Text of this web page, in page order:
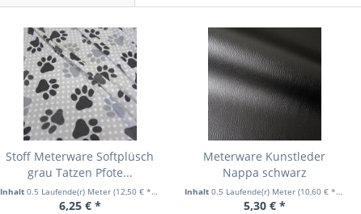
Stoff Meterware Softplüsch
grau Tatzen Pfote...
Inhalt0.5 Laufende(r) Meter(12,50 € * / 1 Laufende(r) Meter)
6,25 € *
Meterware Kunstleder
Nappa schwarz
Möbelbezug...
Inhalt 0.5 Laufende(r) Meter (10,60 € * / 1 Laufende(r) Meter)
5,30 € *